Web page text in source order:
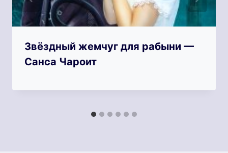
Звёздный жемчуг для рабыни —
Санса Чароит